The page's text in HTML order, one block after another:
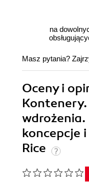
na
Masz pytania?
Oceny i
Kontenery.
koncepcje
Rice